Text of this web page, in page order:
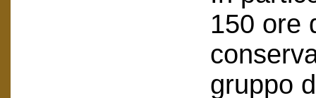
150 ore
gruppo